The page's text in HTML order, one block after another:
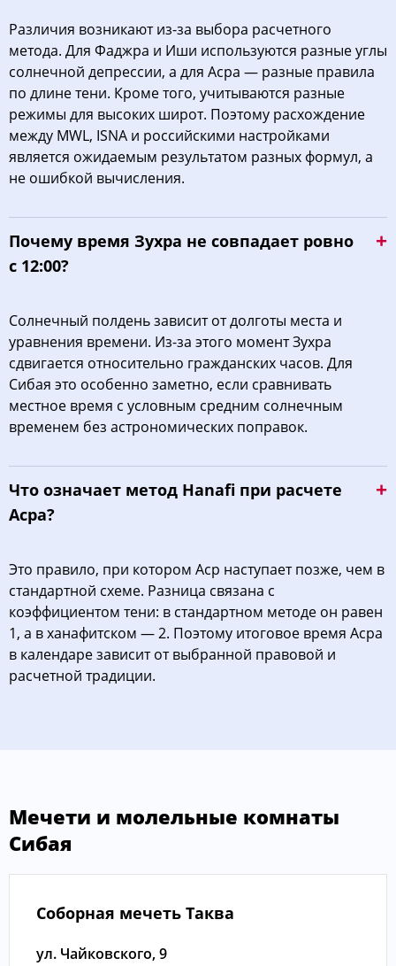
Различия возникают из-за выбора расчетного
метода. Для Фаджра и Иши используются разные углы
солнечной депрессии, а для Асра — разные правила
по длине тени. Кроме того, учитываются разные
режимы для высоких широт. Поэтому расхождение
между MWL, ISNA и российскими настройками
является ожидаемым результатом разных формул, а
не ошибкой вычисления.
Почему время Зухра не совпадает ровно
с 12:00?
Солнечный полдень зависит от долготы места и
уравнения времени. Из-за этого момент Зухра
сдвигается относительно гражданских часов. Для
Сибая это особенно заметно, если сравнивать
местное время с условным средним солнечным
временем без астрономических поправок.
Что означает метод Hanafi при расчете
Асра?
Это правило, при котором Аср наступает позже, чем в
стандартной схеме. Разница связана с
коэффициентом тени: в стандартном методе он равен
1, а в ханафитском — 2. Поэтому итоговое время Асра
в календаре зависит от выбранной правовой и
расчетной традиции.
Мечети и молельные комнаты
Сибая
Соборная мечеть Таква
ул. Чайковского, 9